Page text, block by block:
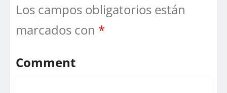
Los campos obligatorios están
marcados con *
Comment